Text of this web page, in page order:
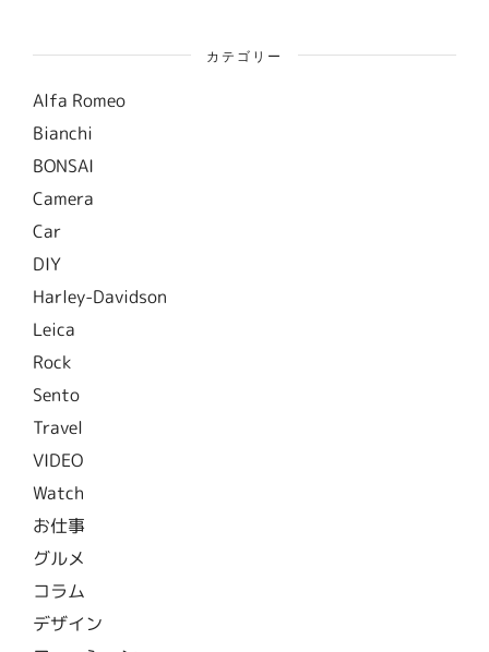
カテゴリー
Alfa Romeo
Bianchi
BONSAI
Camera
Car
DIY
Harley-Davidson
Leica
Rock
Sento
Travel
VIDEO
Watch
お仕事
グルメ
コラム
デザイン